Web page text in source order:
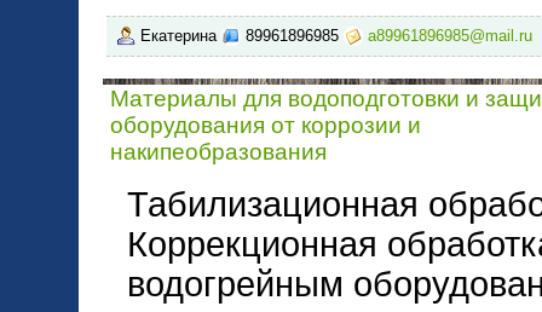
Екатерина 89961896985 a89961896985@mail.ru
Материалы для водоподготовки и
оборудования от коррозии и
накипеобразования
Табилизационная
Коррекционная
водогрейным